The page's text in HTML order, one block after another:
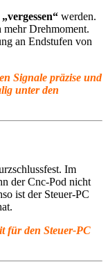
werden.
Drehmoment.
an Endstufen von
Signale präzise und
unter den
Im
der Cnc-Pod nicht
ist der Steuer-PC
für den Steuer-PC